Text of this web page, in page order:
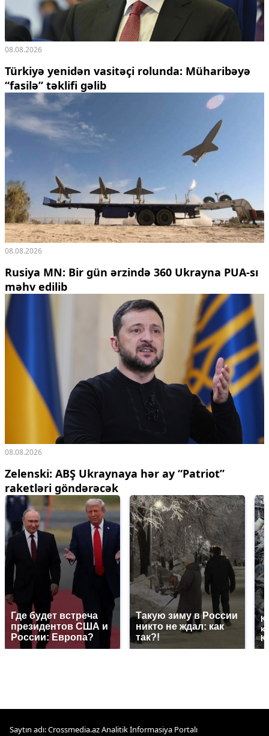
08.08.2026
Türkiyə yenidən vasitəçi rolunda: Müharibəyə
“fasilə” təklifi gəlib
08.08.2026
Rusiya MN: Bir gün ərzində 360 Ukrayna PUA-sı
məhv edilib
08.08.2026
Zelenski: ABŞ Ukraynaya hər ay “Patriot”
raketləri göndərəcək
Где будет встреча
президентов США и
России: Европа?
Такую зиму в России
никто не ждал: как
так?!
Saytın adı: Crossmedia.az Analitik İnformasiya Portalı